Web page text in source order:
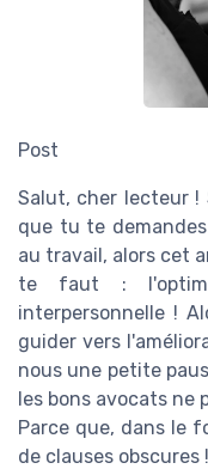
Post
Salut, cher lecteur
que tu te
au travail, alors cet
te faut :
interpersonnelle !
guider vers
nous une petite
les bons avocats ne
Parce que, dans le
de clauses obscures !